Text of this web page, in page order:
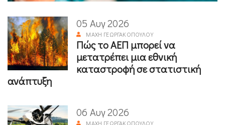
05 Αυγ 2026
ΜΆΧΗ ΓΕΩΡΓΑΚΟΠΟΎΛΟΥ
Πώς το ΑΕΠ μπορεί να
μετατρέπει μια εθνική
καταστροφή σε στατιστική
ανάπτυξη
06 Αυγ 2026
ΜΆΧΗ ΓΕΩΡΓΑΚΟΠΟΎΛΟΥ